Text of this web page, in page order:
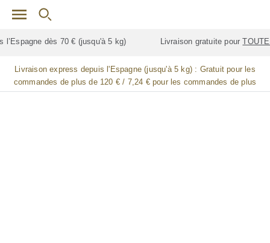
Skip to main content
Livraison gratuite pourTOUTES les jambes de jamón (jambon)
Livraison express depuis l'Espagne (jusqu'à 5 kg) : Gratuit pour les
commandes de plus de 120 € / 7,24 € pour les commandes de plus
de 90 € / 14,48 € pour les commandes de plus de 60 € / 21,72 € pour